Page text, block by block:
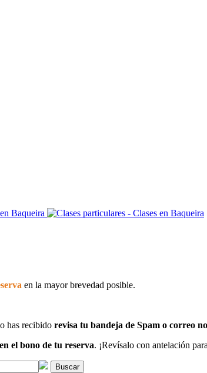
en la mayor brevedad posible.
has recibido revisa tu bandeja de Spam o correo
el bono de tu reserva. ¡Revísalo con antelación
Buscar